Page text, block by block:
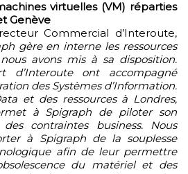
virtuelles (VM) réparties
Genève
Commercial d’Interoute,
gère en interne les ressources
avons mis à sa disposition.
d’Interoute ont accompagné
des Systèmes d’Information.
et des ressources à Londres,
à Spigraph de piloter son
contraintes business. Nous
à Spigraph de la souplesse
afin de leur permettre
du matériel et des